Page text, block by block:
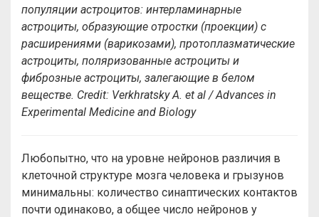
популяции астроцитов: интерламинарные
астроциты, образующие отростки (проекции) с
расширениями (варикозами), протоплазматические
астроциты, поляризованные астроциты и
фиброзные астроциты, залегающие в белом
веществе. Credit: Verkhratsky A. et al / Advances in
Experimental Medicine and Biology
Любопытно, что на уровне нейронов различия в
клеточной структуре мозга человека и грызунов
минимальны: количество синаптических контактов
почти одинаково, а общее число нейронов у